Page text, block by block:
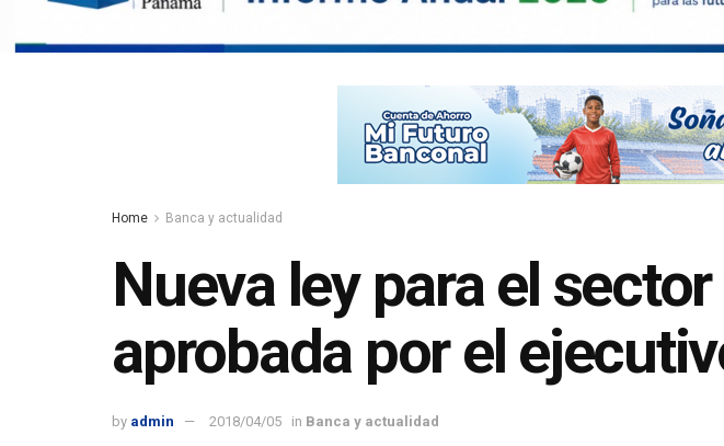
Home Banca y actualidad
Nueva ley para el
aprobada por el
by admin 2018/04/05 in Banca y actualidad